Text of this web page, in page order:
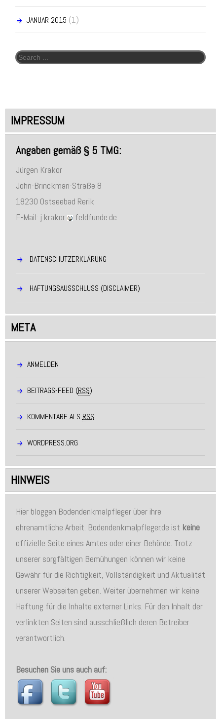
JANUAR 2015 (1)
Search for:
IMPRESSUM
Angaben gemäß § 5 TMG:
Jürgen Krakor
John-Brinckman-Straße 8
18230 Ostseebad Rerik
E-Mail: j.krakor
feldfunde.de
DATENSCHUTZERKLÄRUNG
HAFTUNGSAUSSCHLUSS (DISCLAIMER)
META
ANMELDEN
BEITRAGS-FEED (RSS)
KOMMENTARE ALS RSS
WORDPRESS.ORG
HINWEIS
Hier bloggen Bodendenkmalpfleger über ihre
ehrenamtliche Arbeit. Bodendenkmalpfleger.de ist keine
offizielle Seite eines Amtes oder einer Behörde. Trotz
unserer sorgfältigen Bemühungen können wir keine
Gewähr für die Richtigkeit, Vollständigkeit und Aktualität
unserer Webseiten geben. Weiter übernehmen wir keine
Haftung für die Inhalte externer Links. Für den Inhalt der
verlinkten Seiten sind ausschließlich deren Betreiber
verantwortlich.
Besuchen Sie uns auch auf: